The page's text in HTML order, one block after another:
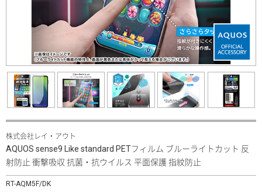
株式会社レイ・アウト
AQUOS sense9 Like standard PETフィルム ブルーライトカット 反
射防止 衝撃吸収 抗菌・抗ウイルス 平面保護 指紋防止
RT-AQM5F/DK